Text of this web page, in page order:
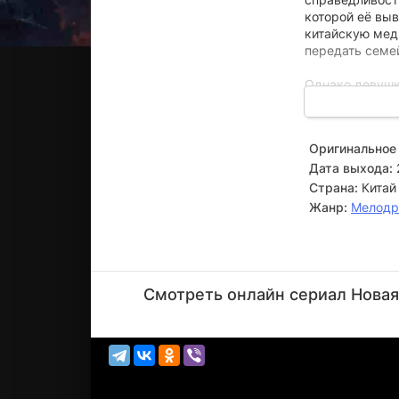
которой её
китайскую
передать
Однако
напряженную
Оригинальное
Дата выхода:
Страна: Китай
Жанр:
Лусы
Актёр
Toutou)
Смотреть онлайн сериал